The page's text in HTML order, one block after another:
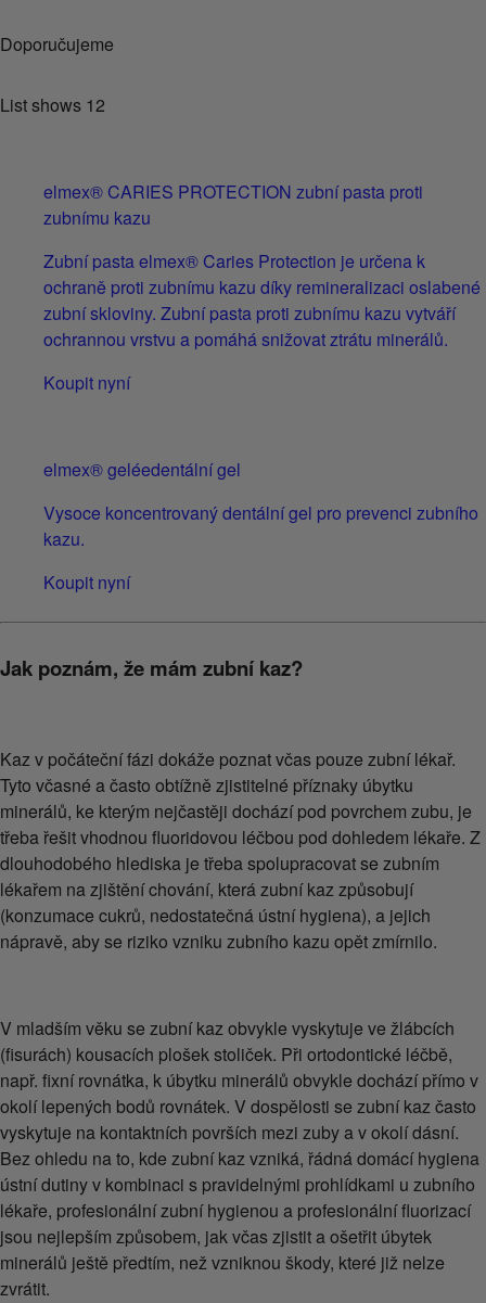
Doporučujeme
List shows 12
elmex® CARIES PROTECTION zubní pasta proti
zubnímu kazu
Zubní pasta elmex® Caries Protection je určena k
ochraně proti zubnímu kazu díky remineralizaci oslabené
zubní skloviny. Zubní pasta proti zubnímu kazu vytváří
ochrannou vrstvu a pomáhá snižovat ztrátu minerálů.
Koupit nyní
elmex® geléedentální gel
Vysoce koncentrovaný dentální gel pro prevenci zubního
kazu.
Koupit nyní
Jak poznám, že mám zubní kaz?
Kaz v počáteční fázi dokáže poznat včas pouze zubní lékař.
Tyto včasné a často obtížně zjistitelné příznaky úbytku
minerálů, ke kterým nejčastěji dochází pod povrchem zubu, je
třeba řešit vhodnou fluoridovou léčbou pod dohledem lékaře. Z
dlouhodobého hlediska je třeba spolupracovat se zubním
lékařem na zjištění chování, která zubní kaz způsobují
(konzumace cukrů, nedostatečná ústní hygiena), a jejich
nápravě, aby se riziko vzniku zubního kazu opět zmírnilo.
V mladším věku se zubní kaz obvykle vyskytuje ve žlábcích
(fisurách) kousacích plošek stoliček. Při ortodontické léčbě,
např. fixní rovnátka, k úbytku minerálů obvykle dochází přímo v
okolí lepených bodů rovnátek. V dospělosti se zubní kaz často
vyskytuje na kontaktních površích mezi zuby a v okolí dásní.
Bez ohledu na to, kde zubní kaz vzniká, řádná domácí hygiena
ústní dutiny v kombinaci s pravidelnými prohlídkami u zubního
lékaře, profesionální zubní hygienou a profesionální fluorizací
jsou nejlepším způsobem, jak včas zjistit a ošetřit úbytek
minerálů ještě předtím, než vzniknou škody, které již nelze
zvrátit.